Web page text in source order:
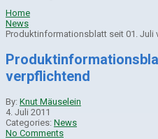
Home
News
Produktinformationsblatt seit 01. Juli
verpflichtend
By: Knut Mäuselein
4. Juli 2011
Categories: News
No Comments